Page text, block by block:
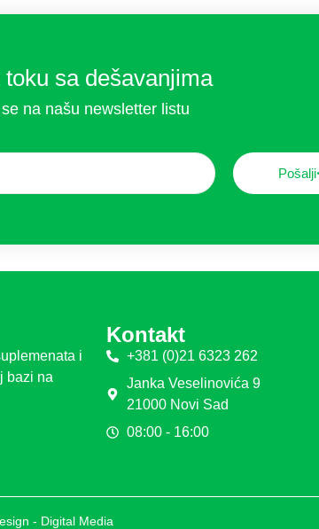
toku sa dešavanjima
na našu newsletter listu
Pošalji
i
bazi na
Kontakt
+381 (0)21 6323 262
Janka Veselinovića 9
21000 Novi Sad
08:00 - 16:00
- Digital Media